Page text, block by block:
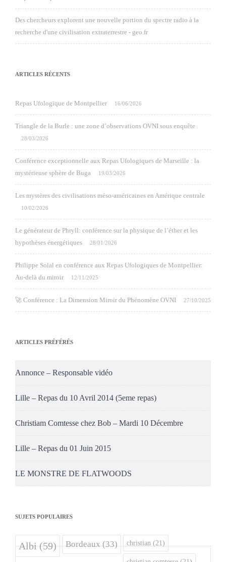
Des chercheurs explorent une nouvelle portion du spectre radio à la
recherche d'une civilisation extraterrestre - geo.fr
ARTICLES RÉCENTS
Repas Ufologique de Montpellier 16/06/2026
Triangle de la Burle : une zone d’observations OVNI sous enquête
28/03/2026
Conférence exceptionnelle aux Repas Ufologiques de Marseille : la
mystérieuse sphère de Buga
19/03/2026
Les mystères des civilisations méso-américaines en Amérique centrale
10/02/2026
Le générateur de Phryll: conférence sur la physique de l’éther et les
hypothèses énergétiques
28/01/2026
Philippe Solal en conférence aux Repas Ufologiques de Montpellier:
Au-delà du miroir
12/11/2025
🚀 Conférence : La Dimension Miroir du Phénomène OVNI 27/10/2025
ARTICLES PRÉFÉRÉS
Annonce – Responsable vidéo
Lille – Repas du 10 Avril 2014 (5eme repas)
Christiam Comtesse chez Bob – Mardi 10 Décembre
Lille – Repas du 01 Juin 2015
LE MONSTRE DE FLATWOODS
SUJETS POPULAIRES
Albi(59) Bordeaux(33) christian (21)